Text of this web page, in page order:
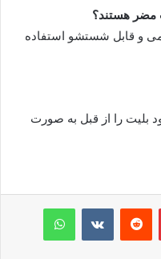
مضر هستند؟
و قابل شستشو استفاده
بلیت را از قبل به صورت
پینترست‫رددیت ‫VKontakte
واتس آپ